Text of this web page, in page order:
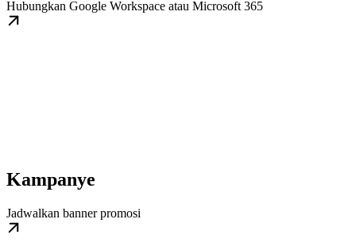
Hubungkan Google Workspace atau Microsoft 365
Kampanye
Jadwalkan banner promosi